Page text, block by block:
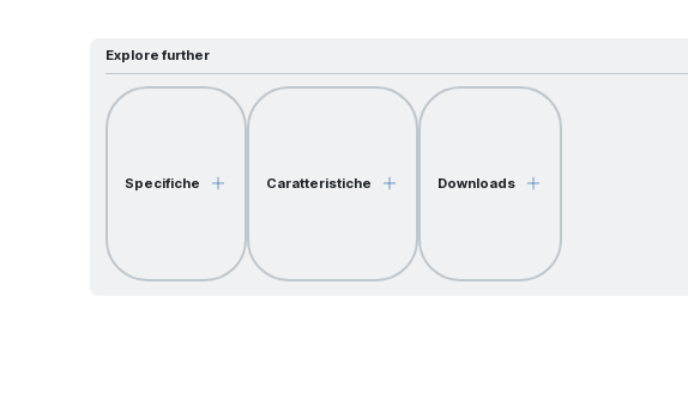
Explore further
Specifiche Caratteristiche Downloads